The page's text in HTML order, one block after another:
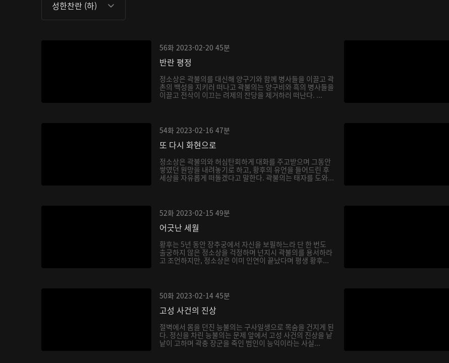
성한찬란 (하)
56화 2023-02-20 45분
반란 평정
정소상은 곽불의를 대신해 양구기와 함께 병사들을 이끌고 곽
촌의 백성을 지키러 떠나고 곽불의는 양구비와 흑의 병사들을
이끌고 전삭이 이끄는 려제의 잔당을 제거하러 떠난다. ...
54화 2023-02-16 47분
또 다시 화현으로
정소상은 곽불의와 허심탄회하게 대화를 주고받으며 그동안
쌓였던 원망을 내려놓기로 하고, 황후의 유언을 들어드린 후
세상을 자유롭게 떠돌겠다고 말한다. 곽불의는 태자를 도와...
52화 2023-02-15 49분
어긋난 세월
황후는 5년 동안 장추궁에서 자신을 보필하느라 단 한 번도
출궁하지 않은 정소상을 걱정하며 넌지시 곽불의를 용서하라
고 조언하지만, 정소상은 이미 인연이 끝났다며 평생 황후...
50화 2023-02-14 45분
고성 사건의 진상
절벽에서 몸을 던진 능불의는 구사일생으로 목숨을 건지게 된
다. 정신을 차린 능불의는 문제 앞에서 고성 사건의 진상을 낱
낱이 고하며 곽충 장군을 죽인 범인이 능익이라는 사실...